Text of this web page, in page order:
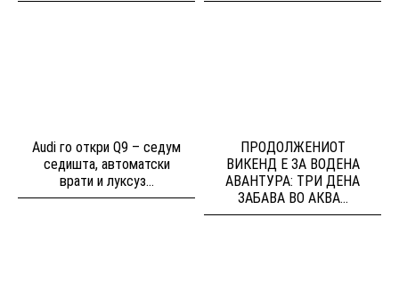
Audi го откри Q9 – седум
седишта, автоматски
врати и луксуз...
ПРОДОЛЖЕНИОТ
ВИКЕНД Е ЗА ВОДЕНА
АВАНТУРА: ТРИ ДЕНА
ЗАБАВА ВО АКВА...